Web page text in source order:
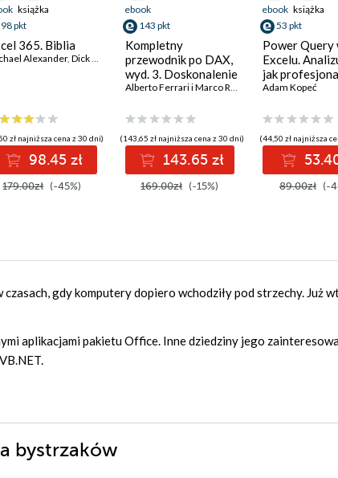
książka
98 pkt
365. Biblia
Alexander,Dick Kusleika
zł najniższa cena z 30 dni)
98.45 zł
179.00zł (-45%)
ebook
143 pkt
Kompletny
przewodnik po DAX,
wyd. 3. Doskonalenie
języka wyrażeń
semantycznego dla
Microsoft Power BI,
Fabric i Excel
Alberto Ferrari i Marco Russo
(143,65 zł najniższa cena z 30 dni)
143.65 zł
169.00zł (-15%)
ebook książka
53 pkt
Power Query
Excelu.
jak
Adam Kopeć
(44,50 zł najniższa
89.00zł (-
gdy komputery dopiero wchodziły pod strzechy. Już
aplikacjami pakietu Office. Inne dziedziny jego
bystrzaków